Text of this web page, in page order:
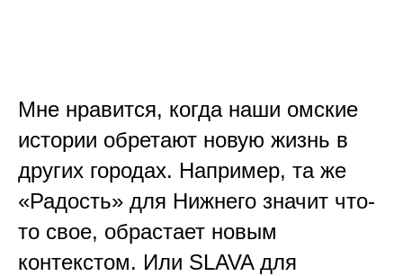
Мне нравится, когда наши омские
истории обретают новую жизнь в
других городах. Например, та же
«Радость» для Нижнего значит что-
то свое, обрастает новым
контекстом. Или SLAVA для